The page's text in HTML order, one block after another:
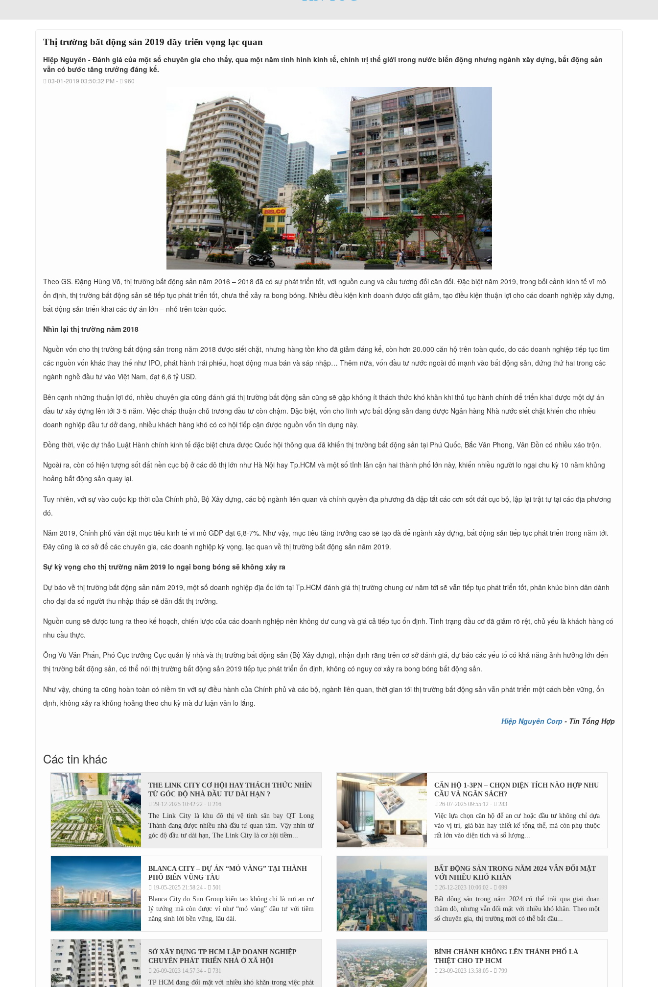
Thị trường bất động sản 2019 đầy triển vọng lạc quan
Hiệp Nguyên - Đánh giá của một số chuyên gia cho thấy, qua một năm tình hình kinh tế, chính trị thế giới trong nước biến động nhưng ngành xây dựng, bất động sản
vẫn có bước tăng trưởng đáng kể.
03-01-2019 03:50:32 PM - 960
Theo GS. Đặng Hùng Võ, thị trường bất động sản năm 2016 – 2018 đã có sự phát triển tốt, với nguồn cung và cầu tương đối cân đối. Đặc biệt năm 2019, trong bối cảnh kinh tế vĩ mô
ổn định, thị trường bất động sản sẽ tiếp tục phát triển tốt, chưa thể xảy ra bong bóng. Nhiều điều kiện kinh doanh được cắt giảm, tạo điều kiện thuận lợi cho các doanh nghiệp xây dựng,
bất động sản triển khai các dự án lớn – nhỏ trên toàn quốc.
Nhìn lại thị trường năm 2018
Nguồn vốn cho thị trường bất động sản trong năm 2018 được siết chặt, nhưng hàng tồn kho đã giảm đáng kể, còn hơn 20.000 căn hộ trên toàn quốc, do các doanh nghiệp tiếp tục tìm
các nguồn vốn khác thay thế như IPO, phát hành trái phiếu, hoạt động mua bán và sáp nhập… Thêm nữa, vốn đầu tư nước ngoài đổ mạnh vào bất động sản, đứng thứ hai trong các
ngành nghề đầu tư vào Việt Nam, đạt 6,6 tỷ USD.
Bên cạnh những thuận lợi đó, nhiều chuyên gia cũng đánh giá thị trường bất động sản cũng sẽ gặp không ít thách thức khó khăn khi thủ tục hành chính để triển khai được một dự án
dầu tư xây dựng lên tới 3-5 năm. Việc chấp thuận chủ trương đầu tư còn chậm. Đặc biệt, vốn cho lĩnh vực bất động sản đang được Ngân hàng Nhà nước siết chặt khiến cho nhiều
doanh nghiệp đầu tư dở dang, nhiều khách hàng khó có cơ hội tiếp cận được nguồn vốn tín dụng này.
Đồng thời, việc dự thảo Luật Hành chính kinh tế đặc biệt chưa được Quốc hội thông qua đã khiến thị trường bất động sản tại Phú Quốc, Bắc Vân Phong, Vân Đồn có nhiều xáo trộn.
Ngoài ra, còn có hiện tượng sốt đất nền cục bộ ở các đô thị lớn như Hà Nội hay Tp.HCM và một số tỉnh lân cận hai thành phố lớn này, khiến nhiều người lo ngại chu kỳ 10 năm khủng
hoảng bất động sản quay lại.
Tuy nhiên, với sự vào cuộc kịp thời của Chính phủ, Bộ Xây dựng, các bộ ngành liên quan và chính quyền địa phương đã dập tắt các cơn sốt đất cục bộ, lập lại trật tự tại các địa phương
đó.
Năm 2019, Chính phủ vẫn đặt mục tiêu kinh tế vĩ mô GDP đạt 6,8-7%. Như vậy, mục tiêu tăng trưởng cao sẽ tạo đà để ngành xây dựng, bất động sản tiếp tục phát triển trong năm tới.
Đây cũng là cơ sở để các chuyên gia, các doanh nghiệp kỳ vọng, lạc quan về thị trường bất động sản năm 2019.
Sự kỳ vọng cho thị trường năm 2019 lo ngại bong bóng sẽ không xảy ra
Dự báo về thị trường bất động sản năm 2019, một số doanh nghiệp địa ốc lớn tại Tp.HCM đánh giá thị trường chung cư năm tới sẽ vẫn tiếp tục phát triển tốt, phân khúc bình dân dành
cho đại đa số người thu nhập thấp sẽ dẫn dắt thị trường.
Nguồn cung sẽ được tung ra theo kế hoạch, chiến lược của các doanh nghiệp nên không dư cung và giá cả tiếp tục ổn định. Tình trạng đầu cơ đã giảm rõ rệt, chủ yếu là khách hàng có
nhu cầu thực.
Ông Vũ Văn Phấn, Phó Cục trưởng Cục quản lý nhà và thị trường bất động sản (Bộ Xây dựng), nhận định rằng trên cơ sở đánh giá, dự báo các yếu tố có khả năng ảnh hưởng lớn đến
thị trường bất động sản, có thể nói thị trường bất động sản 2019 tiếp tục phát triển ổn định, không có nguy cơ xảy ra bong bóng bất động sản.
Như vậy, chúng ta cũng hoàn toàn có niềm tin với sự điều hành của Chính phủ và các bộ, ngành liên quan, thời gian tới thị trường bất động sản vẫn phát triển một cách bền vững, ổn
định, không xảy ra khủng hoảng theo chu kỳ mà dư luận vẫn lo lắng.
Hiệp Nguyên Corp - Tin Tổng Hợp
Các tin khác
THE LINK CITY CƠ HỘI HAY THÁCH THỨC NHÌN
TỪ GÓC ĐỘ NHÀ ĐẦU TƯ DÀI HẠN ?
29-12-2025 10:42:22 - 216
The Link City là khu đô thị vệ tinh sân bay QT Long
Thành đang được nhiều nhà đầu tư quan tâm. Vậy nhìn từ
góc độ đầu tư dài hạn, The Link City là cơ hội tiềm...
CĂN HỘ 1‑3PN – CHỌN DIỆN TÍCH NÀO HỢP NHU
CẦU VÀ NGÂN SÁCH?
26-07-2025 09:55:12 - 283
Việc lựa chọn căn hộ để an cư hoặc đầu tư không chỉ dựa
vào vị trí, giá bán hay thiết kế tổng thể, mà còn phụ thuộc
rất lớn vào diện tích và số lượng...
BLANCA CITY – DỰ ÁN “MỎ VÀNG” TẠI THÀNH
PHỐ BIỂN VŨNG TÀU
19-05-2025 21:58:24 - 501
Blanca City do Sun Group kiến tạo không chỉ là nơi an cư
lý tưởng mà còn được ví như “mỏ vàng” đầu tư với tiềm
năng sinh lời bền vững, lâu dài.
BẤT ĐỘNG SẢN TRONG NĂM 2024 VẪN ĐỐI MẶT
VỚI NHIỀU KHÓ KHĂN
26-12-2023 10:06:02 - 699
Bất động sản trong năm 2024 có thể trải qua giai đoạn
thăm dò, nhưng vẫn đối mặt với nhiều khó khăn. Theo một
số chuyên gia, thị trường mới có thể bắt đầu...
SỞ XÂY DỰNG TP HCM LẬP DOANH NGHIỆP
CHUYÊN PHÁT TRIỂN NHÀ Ở XÃ HỘI
26-09-2023 14:57:34 - 731
TP HCM đang đối mặt với nhiều khó khăn trong việc phát
BÌNH CHÁNH KHÔNG LÊN THÀNH PHỐ LÀ
THIỆT CHO TP HCM
23-09-2023 13:58:05 - 799